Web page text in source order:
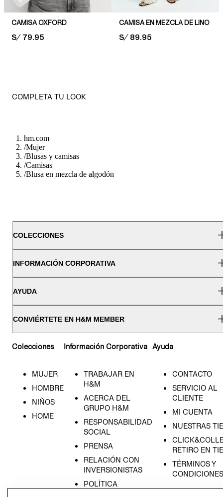
CAMISA OXFORD
PRICE:
S/ 79.95
CAMISA EN MEZCLA DE LINO
PRICE:
S/ 89.95
COMPLETA TU LOOK
hm.com
/Mujer
/Blusas y camisas
/Camisas
/Blusa en mezcla de algodón
COLECCIONES
INFORMACIÓN CORPORATIVA
AYUDA
CONVIÉRTETE EN H&M MEMBER
Colecciones
MUJER
HOMBRE
NIÑOS
HOME
Información Corporativa
TRABAJAR EN
H&M
ACERCA DEL
GRUPO H&M
RESPONSABILIDAD
SOCIAL
PRENSA
RELACIÓN CON
INVERSIONISTAS
POLÍTICA
Ayuda
CONTACTO
SERVICIO AL
CLIENTE
MI CUENTA
NUESTRAS
RETIRO EN
TÉRMINOS Y
CONDICIONES